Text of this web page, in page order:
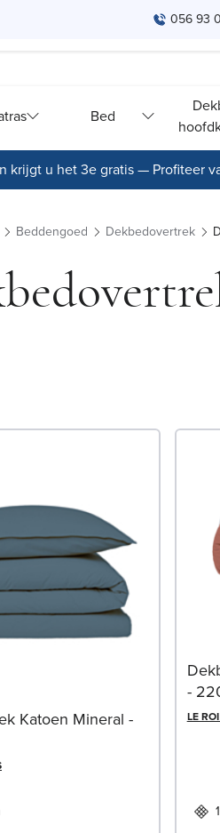
056 93
Bed
krijgt u het 3e gratis — Profiteer
Beddengoed Dekbedovertrek
Katoen Mineral -
-
LE